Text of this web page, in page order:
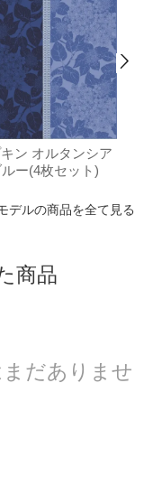
ン オルタンシア
ー(4枚セット)
デルの商品を全て見る
商品
だありませ